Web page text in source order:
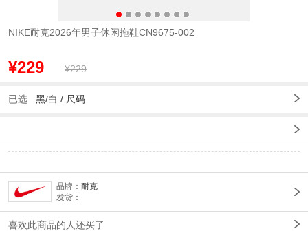
NIKE耐克2026年男子休闲拖鞋CN9675-002
¥229 ¥229
已选 黑/白 / 尺码
品牌： 耐克
发货：
喜欢此商品的人还买了